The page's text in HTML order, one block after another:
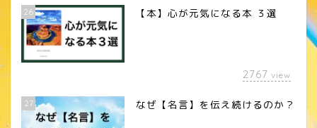
26 【本】心が元気になる本 ３選
2767 view
27 なぜ【名言】を伝え続けるのか？